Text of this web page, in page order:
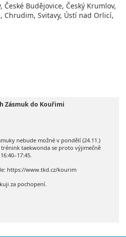
České Budějovice, Český Krumlov,
Chrudim, Svitavy, Ústí nad Orlicí,
Zásmuk do Kouřimi
nebude možné v pondělí (24.11.)
taekwonda se proto výjimečně
https://www.tkd.cz/kourim
za pochopení.